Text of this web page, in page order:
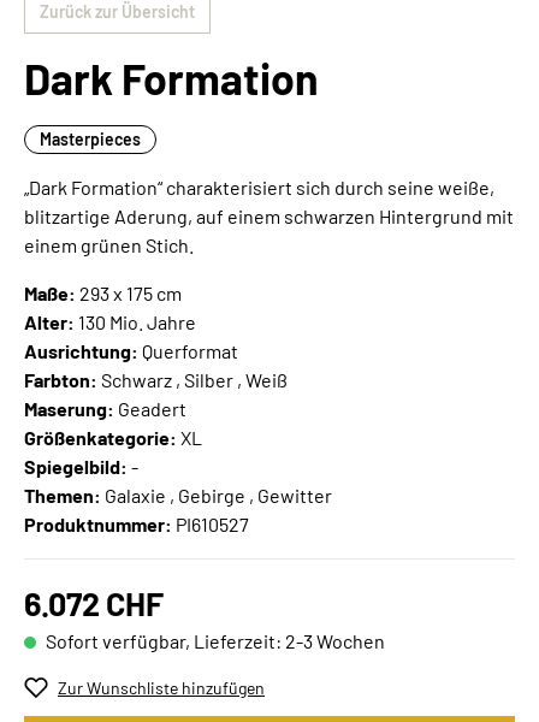
Zurück zur Übersicht
Dark Formation
Masterpieces
„Dark Formation“ charakterisiert sich durch seine weiße,
blitzartige Aderung, auf einem schwarzen Hintergrund mit
einem grünen Stich.
Maße: 293 x 175 cm
Alter: 130 Mio. Jahre
Ausrichtung: Querformat
Farbton: Schwarz , Silber , Weiß
Maserung: Geadert
Größenkategorie: XL
Spiegelbild: -
Themen: Galaxie , Gebirge , Gewitter
Produktnummer: PI610527
6.072 CHF
Sofort verfügbar, Lieferzeit: 2-3 Wochen
Zur Wunschliste hinzufügen